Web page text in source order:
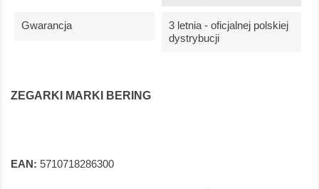
Gwarancja
3 letnia - oficjalnej polskiej
dystrybucji
ZEGARKI MARKI BERING
EAN: 5710718286300